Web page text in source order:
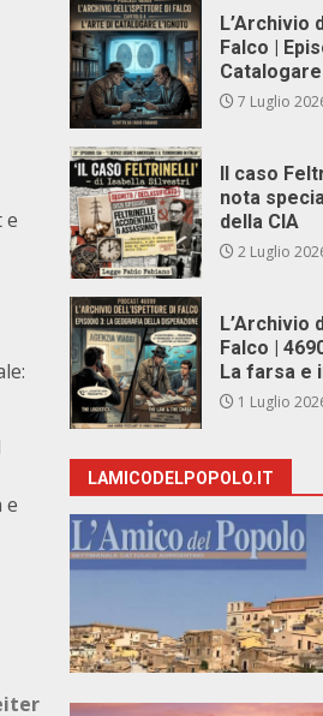
e
e
L’Archivio
Falco |
7 Luglio
Il caso
nota
della CIA
2 Luglio
L’Archivio
Falco |
La farsa e
1 Luglio
LAMICODELPOPOLO.IT